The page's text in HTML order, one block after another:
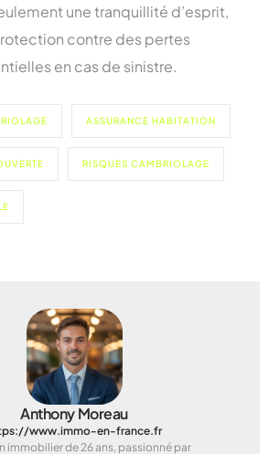
une tranquillité d’esprit,
contre des pertes
en cas de sinistre.
ASSURANCE HABITATION
RISQUES CAMBRIOLAGE
Anthony Moreau
www.immo-en-france.fr
immobilier de 26 ans, passionné par